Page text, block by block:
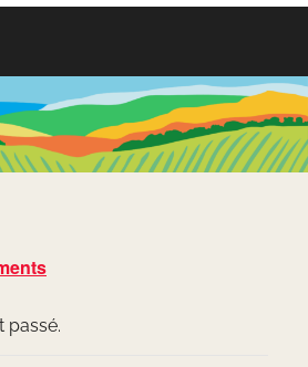
menu
passé.